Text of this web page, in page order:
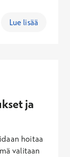
poistetaan
Lue lisää
ja
hoitaa
valitaan